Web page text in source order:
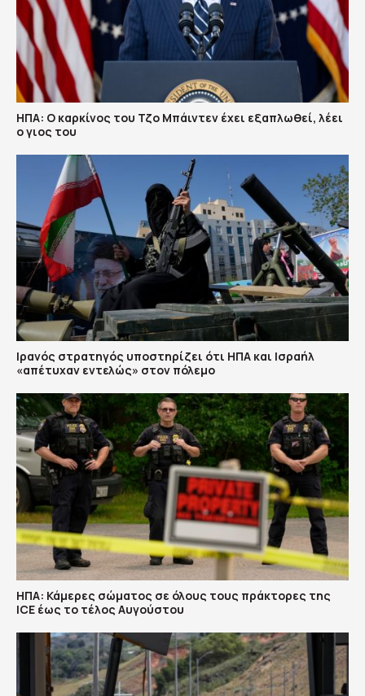
ΗΠΑ: Ο καρκίνος του Τζο Μπάιντεν έχει εξαπλωθεί, λέει
ο γιος του
Ιρανός στρατηγός υποστηρίζει ότι ΗΠΑ και Ισραήλ
«απέτυχαν εντελώς» στον πόλεμο
ΗΠΑ: Κάμερες σώματος σε όλους τους πράκτορες της
ICE έως το τέλος Αυγούστου